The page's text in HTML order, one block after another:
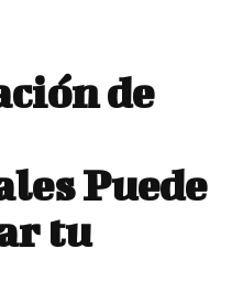
de
Puede
tu